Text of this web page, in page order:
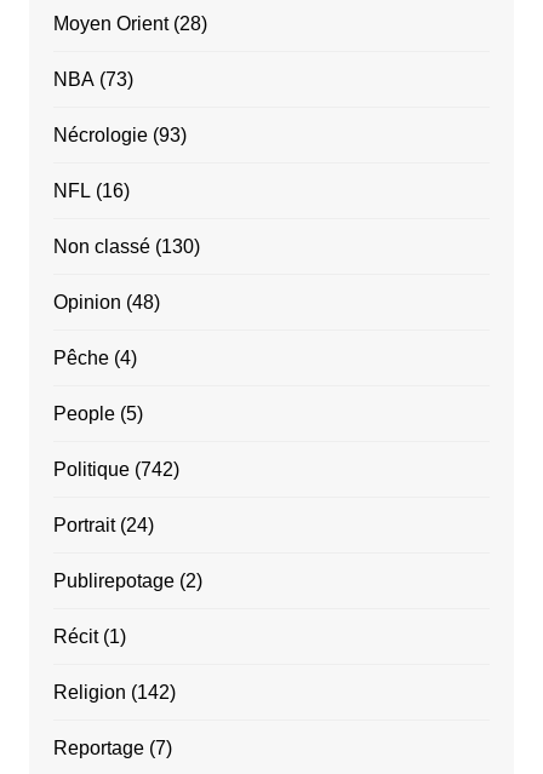
Moyen Orient(28)
NBA(73)
Nécrologie(93)
NFL (16)
Non classé(130)
Opinion (48)
Pêche(4)
People(5)
Politique(742)
Portrait(24)
Publirepotage(2)
Récit(1)
Religion (142)
Reportage(7)